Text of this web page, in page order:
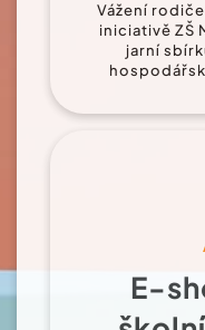
Vážení
iniciativě ZŠ
jarní
E-